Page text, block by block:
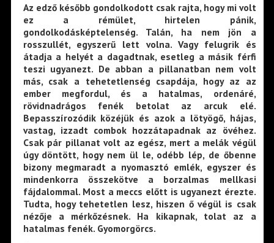
Az edző később gondolkodott csak rajta, hogy mi volt
ez a rémület, hirtelen pánik,
gondolkodásképtelenség. Talán, ha nem jön a
rosszullét, egyszerű lett volna. Vagy felugrik és
átadja a helyét a dagadtnak, esetleg a másik férfi
teszi ugyanezt. De abban a pillanatban nem volt
más, csak a tehetetlenség csapdája, hogy az az
ember megfordul, és a hatalmas, ordenáré,
rövidnadrágos fenék betolat az arcuk elé.
Bepasszírozódik közéjük és azok a lötyögő, hájas,
vastag, izzadt combok hozzátapadnak az övéhez.
Csak pár pillanat volt az egész, mert a melák végül
úgy döntött, hogy nem ül le, odébb lép, de őbenne
bizony megmaradt a nyomasztó emlék, egyszer és
mindenkorra összekötve a borzalmas mellkasi
fájdalommal. Most a meccs előtt is ugyanezt érezte.
Tudta, hogy tehetetlen lesz, hiszen ő végül is csak
nézője a mérkőzésnek. Ha kikapnak, tolat az a
hatalmas fenék. Gyomorgörcs.